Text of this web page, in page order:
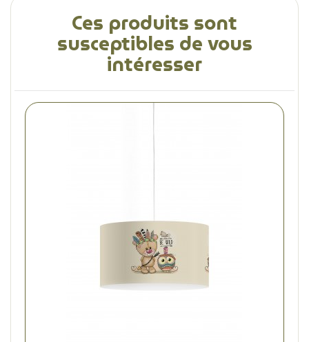
Ces produits sont
susceptibles de vous
intéresser